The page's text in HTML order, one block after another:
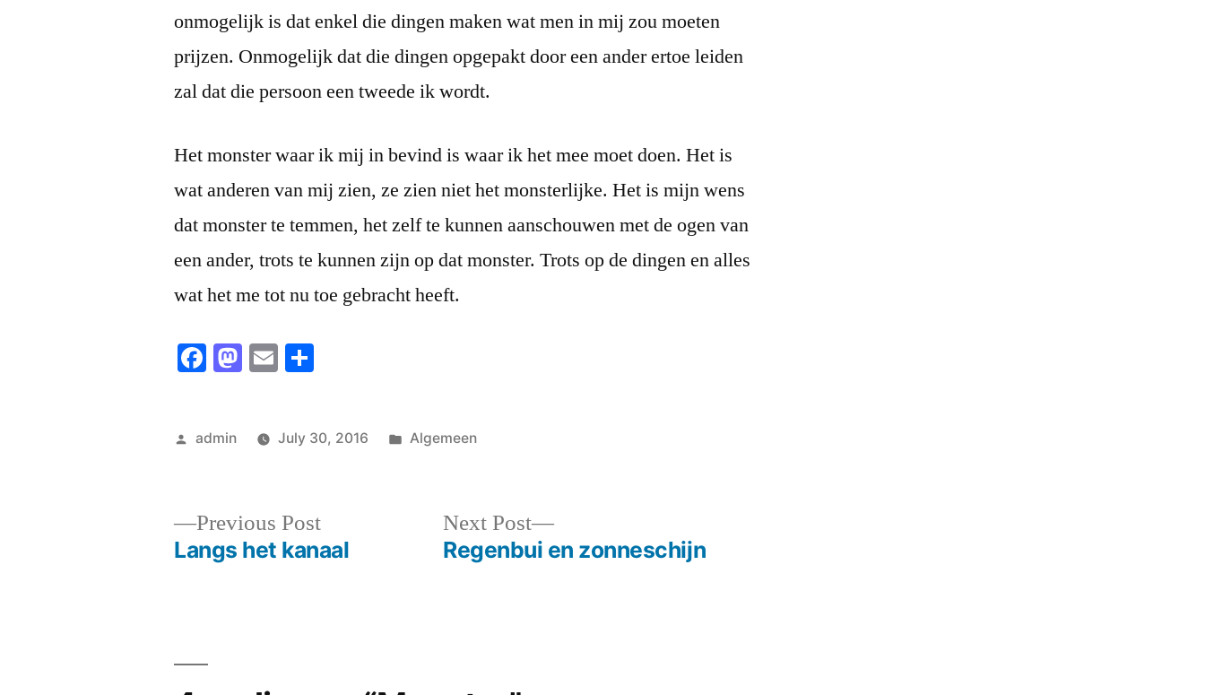
onmogelijk is dat enkel die dingen maken wat men in mij zou moeten
prijzen. Onmogelijk dat die dingen opgepakt door een ander ertoe leiden
zal dat die persoon een tweede ik wordt.
Het monster waar ik mij in bevind is waar ik het mee moet doen. Het is
wat anderen van mij zien, ze zien niet het monsterlijke. Het is mijn wens
dat monster te temmen, het zelf te kunnen aanschouwen met de ogen van
een ander, trots te kunnen zijn op dat monster. Trots op de dingen en alles
wat het me tot nu toe gebracht heeft.
Facebook
Mastodon
Email
Posted
admin July 30, 2016
Posted
Algemeen
Previous PostPrevious
post:
Langs het kanaal
Next Post
Next
post:
Regenbui en zonneschijn